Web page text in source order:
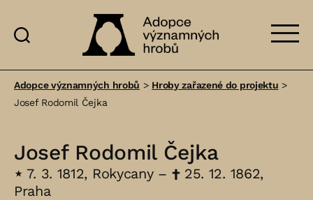
významných
Adopce významných hrobů > Hroby zařazené do projektu >
Josef Rodomil Čejka
Josef Rodomil Čejka
⋆ 7. 3. 1812, Rokycany – †25. 12. 1862,
Praha